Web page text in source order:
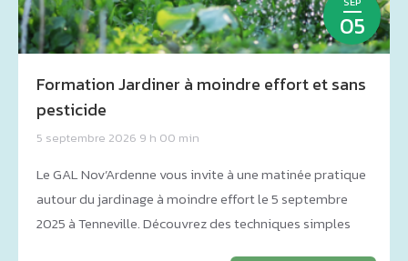
05
Formation Jardiner à moindre effort et sans
pesticide
5 septembre 2026 9 h 00 min
Le GAL Nov’Ardenne vous invite à une matinée pratique
autour du jardinage à moindre effort le 5 septembre
2025 à Tenneville. Découvrez des techniques simples